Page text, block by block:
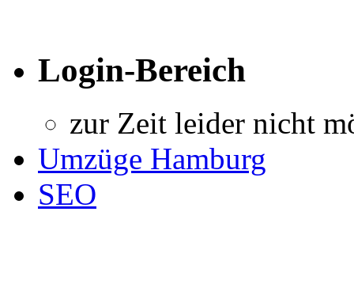
Login-Bereich
zur Zeit leider nicht
Umzüge Hamburg
SEO